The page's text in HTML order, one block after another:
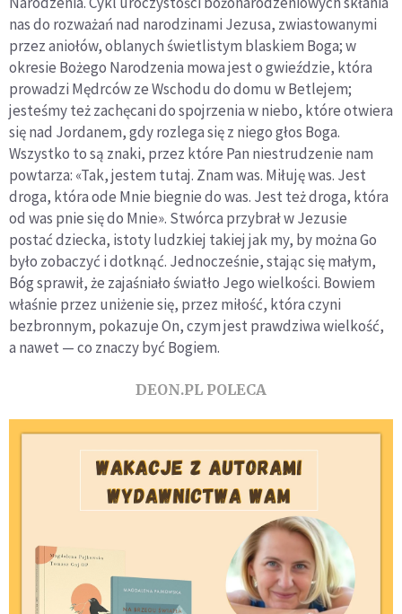
nas do rozważań nad narodzinami Jezusa, zwiastowanymi
przez aniołów, oblanych świetlistym blaskiem Boga; w
okresie Bożego Narodzenia mowa jest o gwieździe, która
prowadzi Mędrców ze Wschodu do domu w Betlejem;
jesteśmy też zachęcani do spojrzenia w niebo, które otwiera
się nad Jordanem, gdy rozlega się z niego głos Boga.
Wszystko to są znaki, przez które Pan niestrudzenie nam
powtarza: «Tak, jestem tutaj. Znam was. Miłuję was. Jest
droga, która ode Mnie biegnie do was. Jest też droga, która
od was pnie się do Mnie». Stwórca przybrał w Jezusie
postać dziecka, istoty ludzkiej takiej jak my, by można Go
było zobaczyć i dotknąć. Jednocześnie, stając się małym,
Bóg sprawił, że zajaśniało światło Jego wielkości. Bowiem
właśnie przez uniżenie się, przez miłość, która czyni
bezbronnym, pokazuje On, czym jest prawdziwa wielkość,
a nawet — co znaczy być Bogiem.
DEON.PL POLECA